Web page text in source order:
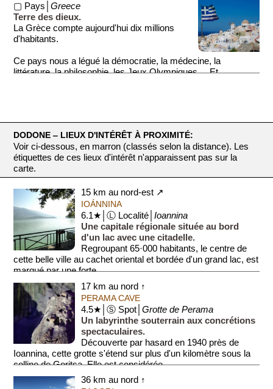
▢ Pays│Greece
Terre des dieux.
La Grèce compte aujourd'hui dix millions
d'habitants.
Ce pays nous a légué la démocratie, la médecine, la
littérature, la philosophie, les Jeux Olympiques ... Et
DODONE ‒ LIEUX D'INTÉRÊT À PROXIMITÉ:
Voir ci-dessous, en marron (classés selon la distance). Les
étiquettes de ces lieux d'intérêt n'apparaissent pas sur la
carte.
15 km au nord-est ↗
IOÁNNINA
6.1★│Ⓛ Localité│Ioannina
Une capitale régionale située au bord
d'un lac avec une citadelle.
Regroupant 65·000 habitants, le centre de
cette belle ville au cachet oriental et bordée d'un grand lac, est
marqué par une forte...
17 km au nord ↑
PERAMA CAVE
4.5★│Ⓢ Spot│Grotte de Perama
Un labyrinthe souterrain aux concrétions
spectaculaires.
Découverte par hasard en 1940 près de
Ioannina, cette grotte s'étend sur plus d'un kilomètre sous la
colline de Goritsa. Elle est considérée...
36 km au nord ↑